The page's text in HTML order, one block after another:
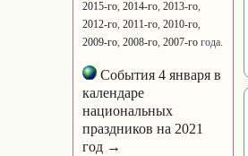
2015-го, 2014-го, 2013-го,
2012-го, 2011-го, 2010-го,
2009-го, 2008-го, 2007-го года.
События 4 января в
календаре
национальных
праздников на 2021
год →